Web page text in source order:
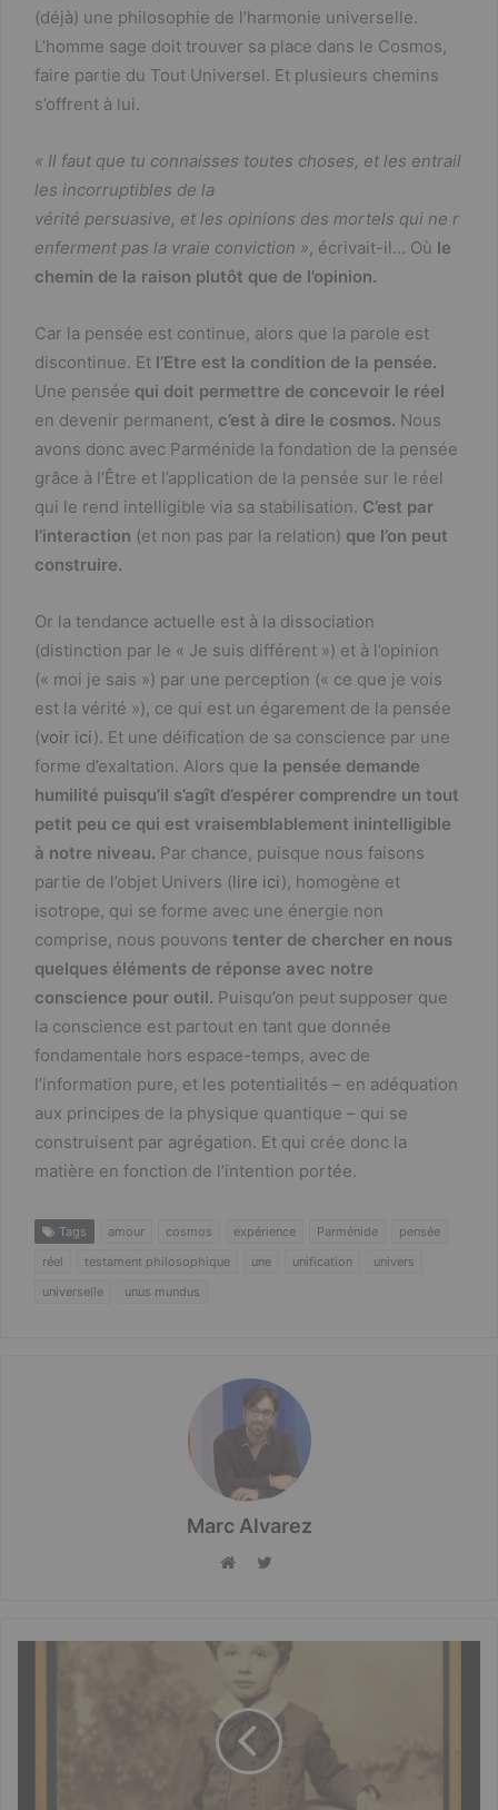
(déjà) une philosophie de l’harmonie universelle.
L’homme sage doit trouver sa place dans le Cosmos,
faire partie du Tout Universel. Et plusieurs chemins
s’offrent à lui.
« Il faut que tu connaisses toutes choses, et les entrail
les incorruptibles de la
vérité persuasive, et les opinions des mortels qui ne r
enferment pas la vraie conviction », écrivait-il… Où le
chemin de la raison plutôt que de l’opinion.
Car la pensée est continue, alors que la parole est
discontinue. Et l’Etre est la condition de la pensée.
Une pensée qui doit permettre de concevoir le réel
en devenir permanent, c’est à dire le cosmos. Nous
avons donc avec Parménide la fondation de la pensée
grâce à l’Être et l’application de la pensée sur le réel
qui le rend intelligible via sa stabilisation. C’est par
l’interaction (et non pas par la relation) que l’on peut
construire.
Or la tendance actuelle est à la dissociation
(distinction par le « Je suis différent ») et à l’opinion
(« moi je sais ») par une perception (« ce que je vois
est la vérité »), ce qui est un égarement de la pensée
(voir ici). Et une déification de sa conscience par une
forme d’exaltation. Alors que la pensée demande
humilité puisqu’il s’agît d’espérer comprendre un tout
petit peu ce qui est vraisemblablement inintelligible
à notre niveau. Par chance, puisque nous faisons
partie de l’objet Univers (lire ici), homogène et
isotrope, qui se forme avec une énergie non
comprise, nous pouvons tenter de chercher en nous
quelques éléments de réponse avec notre
conscience pour outil. Puisqu’on peut supposer que
la conscience est partout en tant que donnée
fondamentale hors espace-temps, avec de
l’information pure, et les potentialités – en adéquation
aux principes de la physique quantique – qui se
construisent par agrégation. Et qui crée donc la
matière en fonction de l’intention portée.
Tags amour cosmos expérience Parménide
pensée
réel
testament philosophique une unification
univers
universelle
unus mundus
Marc Alvarez